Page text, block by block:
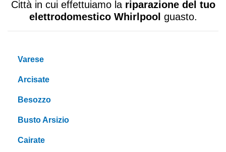
Città in cui effettuiamo la riparazione del tuo
elettrodomestico Whirlpool guasto.
Varese
Arcisate
Besozzo
Busto Arsizio
Cairate